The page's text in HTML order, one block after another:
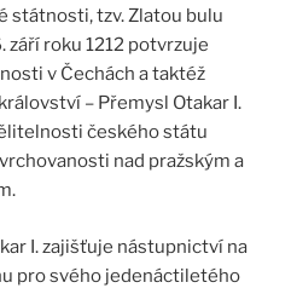
státnosti, tzv. Zlatou bulu
roku 1212 potvrzuje
v Čechách a taktéž
– Přemysl Otakar I.
českého státu
nad pražským a
I. zajišťuje nástupnictví na
pro svého jedenáctiletého